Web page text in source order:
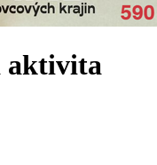
aktivita